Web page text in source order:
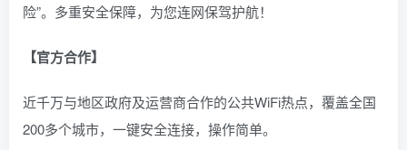
险”。多重安全保障，为您连网保驾护航！
【官方合作】
近千万与地区政府及运营商合作的公共WiFi热点，覆盖全国
200多个城市，一键安全连接，操作简单。